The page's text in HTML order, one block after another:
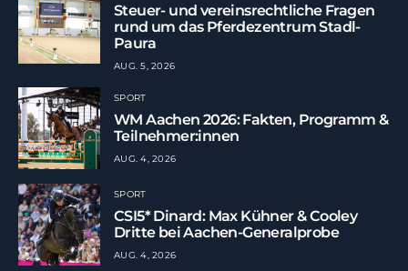
Steuer- und vereinsrechtliche Fragen
rund um das Pferdezentrum Stadl-
Paura
AUG. 5, 2026
SPORT
WM Aachen 2026: Fakten, Programm &
Teilnehmer:innen
AUG. 4, 2026
SPORT
CSI5* Dinard: Max Kühner & Cooley
Dritte bei Aachen-Generalprobe
AUG. 4, 2026